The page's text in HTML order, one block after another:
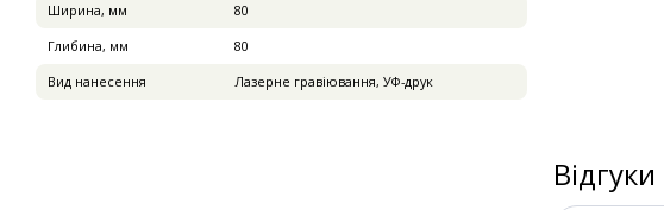
Ширина, мм
80
Глибина, мм
80
Вид нанесення
Лазерне гравіювання, УФ-друк
Відгуки